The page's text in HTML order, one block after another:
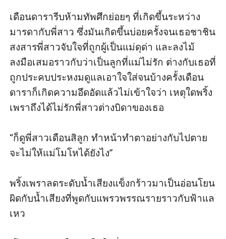
เดือนดารารีบห้ามทัพศึกย่อยๆ ที่เกิดขึ้นระหว่าง
มารดากับพี่สาว ซึ่งมันเกิดขึ้นบ่อยครั้งจนเธอชาชิน
สงสารพี่สาวจับใจที่ถูกผู้เป็นแม่ดุด่า และลงไม้
ลงมือเสมอราวกับว่าเป็นลูกที่แม่ไม่รัก ต่างกับเธอที่
ถูกประคบประหงมดูแลเอาใจใส่จนบ้างครั้งเดือน
ดาราก็เกิดความอึดอัดแล้วไม่เข้าใจว่า เหตุใดพริ้ง
เพราถึงได้ไม่รักพี่สาวต่างบิดาของเธอ
“ก็ดูพี่สาวเดือนสิลูก ทำหน้าทำตาอย่างกับไปตาย
จะไม่ให้แม่โมโหได้ยังไง”
พริ้งเพราลดระดับน้ำเสียงแข็งกร้าวมาเป็นอ่อนโยน
ผิดกับน้ำเสียงที่พูดกับแพรวพรรณรายราวกับฟ้าแล
เหว